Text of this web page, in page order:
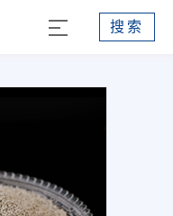
搜索